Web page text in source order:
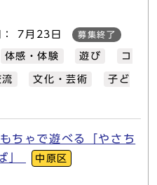
： 7月23日 募集終了
体感・体験 遊び コ
文化・芸術 子ど
ちゃで遊べる「やさち
」
中原区